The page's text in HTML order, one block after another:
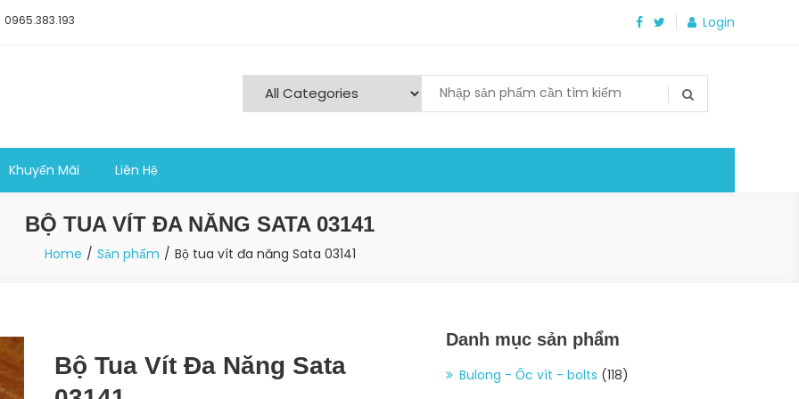
0965.383.193 Login
Khuyến Mãi Liên Hệ
BỘ TUA VÍT ĐA NĂNG SATA 03141
Home Sản phẩm Bộ tua vít đa năng Sata 03141
Bộ Tua Vít Đa Năng Sata
Danh mục sản phẩm
Bulong - Ốc vít - bolts (118)